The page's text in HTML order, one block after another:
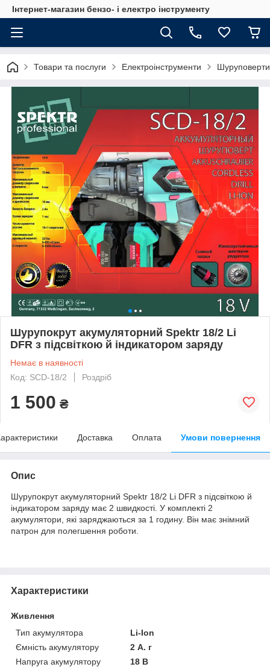
Інтернет-магазин бензо- і електро інструменту
Товари та послуги Електроінструменти Шуруповерти
Шурупокрут акумуляторний Spektr 18/2 Li
DFR з підсвіткою й індикатором заряду
Немає в наявності
Код: SCD-18/2
Роздріб
1 500 ₴
Доставка Оплата Умови повернення
Опис
Шурупокрут акумуляторний Spektr 18/2 Li DFR з підсвіткою й
індикатором заряду має 2 швидкості. У комплекті 2
акумулятори, які заряджаються за 1 годину. Він має знімний
патрон для полегшення роботи.
Характеристики
Живлення
Тип акумулятора
Li-Ion
Ємність акумулятору
2 А. г
Напруга акумулятору
18 В